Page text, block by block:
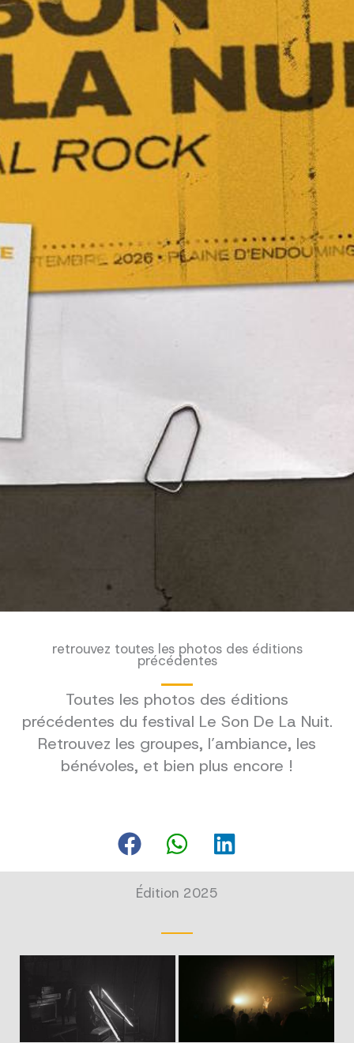
retrouvez toutes les photos des éditions
précédentes
Toutes les photos des éditions
précédentes du festival Le Son De La Nuit.
Retrouvez les groupes, l’ambiance, les
bénévoles, et bien plus encore !
Édition 2025